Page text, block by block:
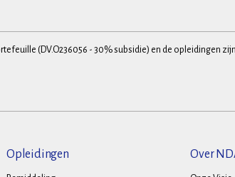
(DV.O236056 - 30% subsidie) en de opleidingen
Opleidingen Over